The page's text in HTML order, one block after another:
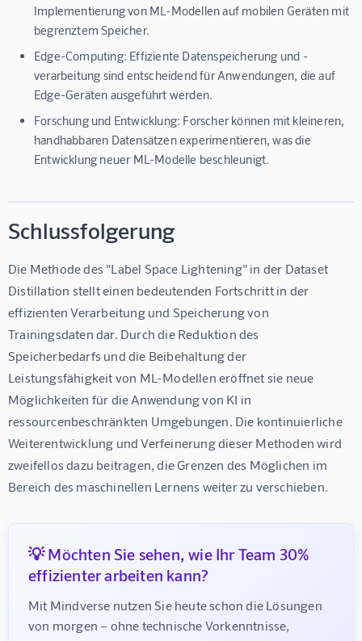
Implementierung von ML-Modellen auf mobilen Geräten mit
begrenztem Speicher.
Edge-Computing: Effiziente Datenspeicherung und -
verarbeitung sind entscheidend für Anwendungen, die auf
Edge-Geräten ausgeführt werden.
Forschung und Entwicklung: Forscher können mit kleineren,
handhabbaren Datensätzen experimentieren, was die
Entwicklung neuer ML-Modelle beschleunigt.
Schlussfolgerung
Die Methode des "Label Space Lightening" in der Dataset
Distillation stellt einen bedeutenden Fortschritt in der
effizienten Verarbeitung und Speicherung von
Trainingsdaten dar. Durch die Reduktion des
Speicherbedarfs und die Beibehaltung der
Leistungsfähigkeit von ML-Modellen eröffnet sie neue
Möglichkeiten für die Anwendung von KI in
ressourcenbeschränkten Umgebungen. Die kontinuierliche
Weiterentwicklung und Verfeinerung dieser Methoden wird
zweifellos dazu beitragen, die Grenzen des Möglichen im
Bereich des maschinellen Lernens weiter zu verschieben.
💡 Möchten Sie sehen, wie Ihr Team 30%
effizienter arbeiten kann?
Mit Mindverse nutzen Sie heute schon die Lösungen
von morgen – ohne technische Vorkenntnisse,